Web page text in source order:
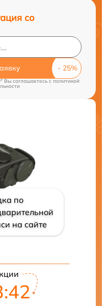
со
Вы соглашаетесь cполитикой
по
на сайте